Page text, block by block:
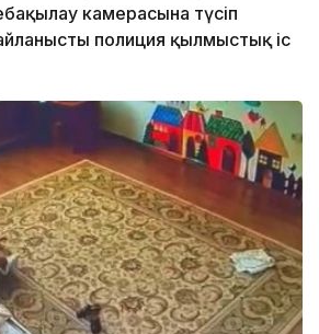
камерасына түсіп
полиция қылмыстық іс